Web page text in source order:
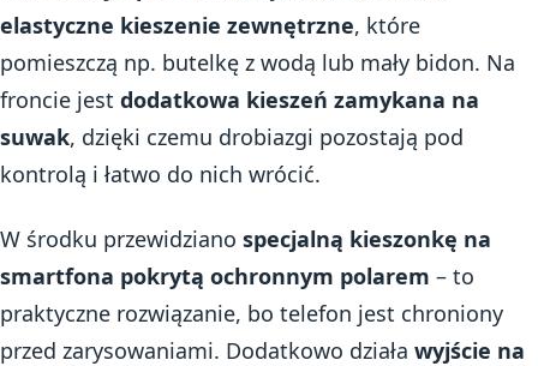
elastyczne kieszenie zewnętrzne, które
pomieszczą np. butelkę z wodą lub mały bidon. Na
froncie jest dodatkowa kieszeń zamykana na
suwak, dzięki czemu drobiazgi pozostają pod
kontrolą i łatwo do nich wrócić.
W środku przewidziano specjalną kieszonkę na
smartfona pokrytą ochronnym polarem – to
praktyczne rozwiązanie, bo telefon jest chroniony
przed zarysowaniami. Dodatkowo działa wyjście na